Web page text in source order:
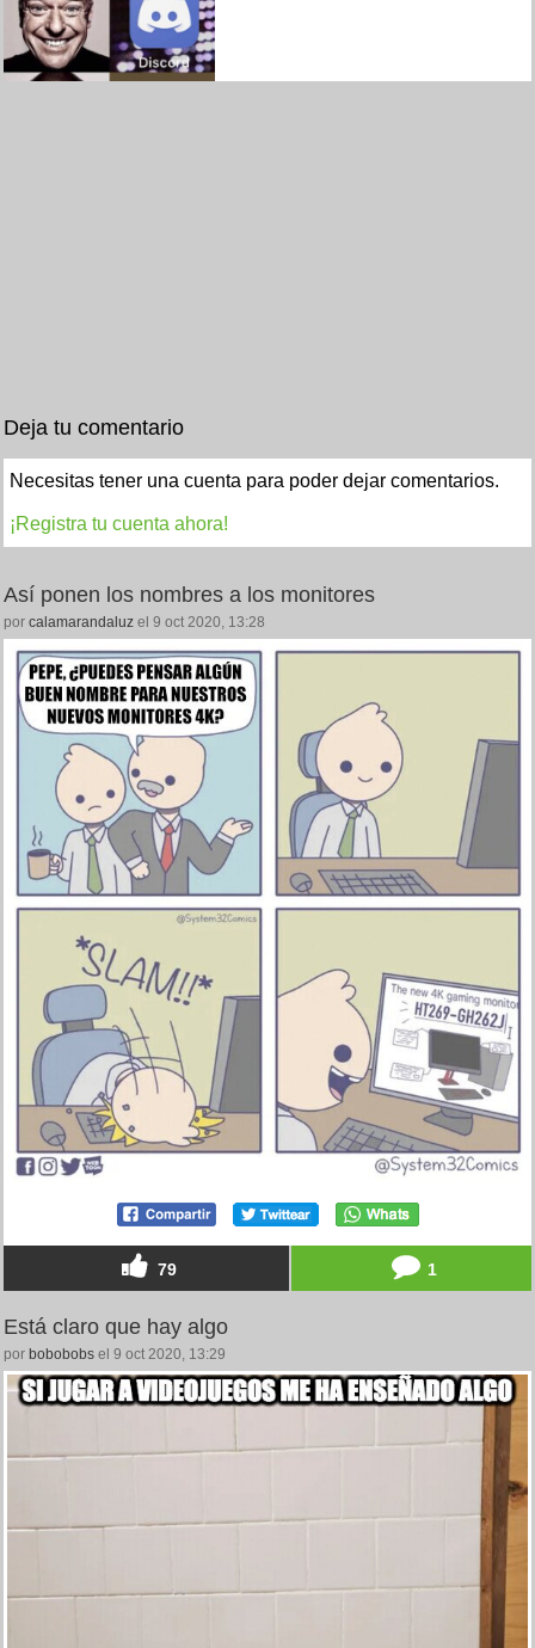
Deja tu comentario
Necesitas tener una cuenta para poder dejar comentarios.
¡Registra tu cuenta ahora!
Así ponen los nombres a los monitores
por calamarandaluz el 9 oct 2020, 13:28
79 1
Está claro que hay algo
por bobobobs el 9 oct 2020, 13:29